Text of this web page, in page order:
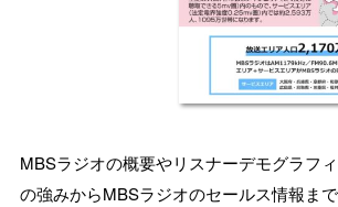
MBSラジオの概要やリスナーデモグラフ
の強みからMBSラジオのセールス情報ま